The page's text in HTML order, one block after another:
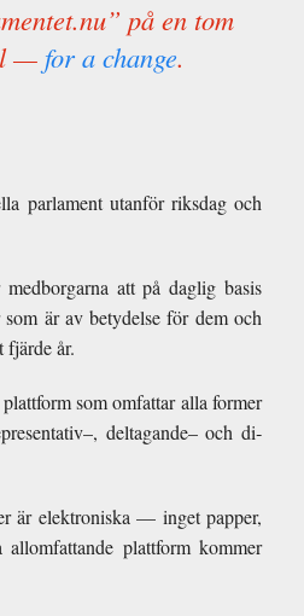
på en tom
— for a change.
par­la­ment utanför riks­dag och
med­bor­garna att på daglig basis
är av be­ty­delse för dem och
fjärde år.
som om­fat­tar alla for­mer
delt­a­gande– och di­
är elek­tro­n­iska — inget pap­per,
plat­tform kom­mer